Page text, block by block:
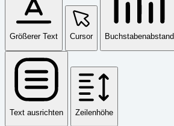
Größerer Text Cursor Buchstabenabstand
Text ausrichten Zeilenhöhe